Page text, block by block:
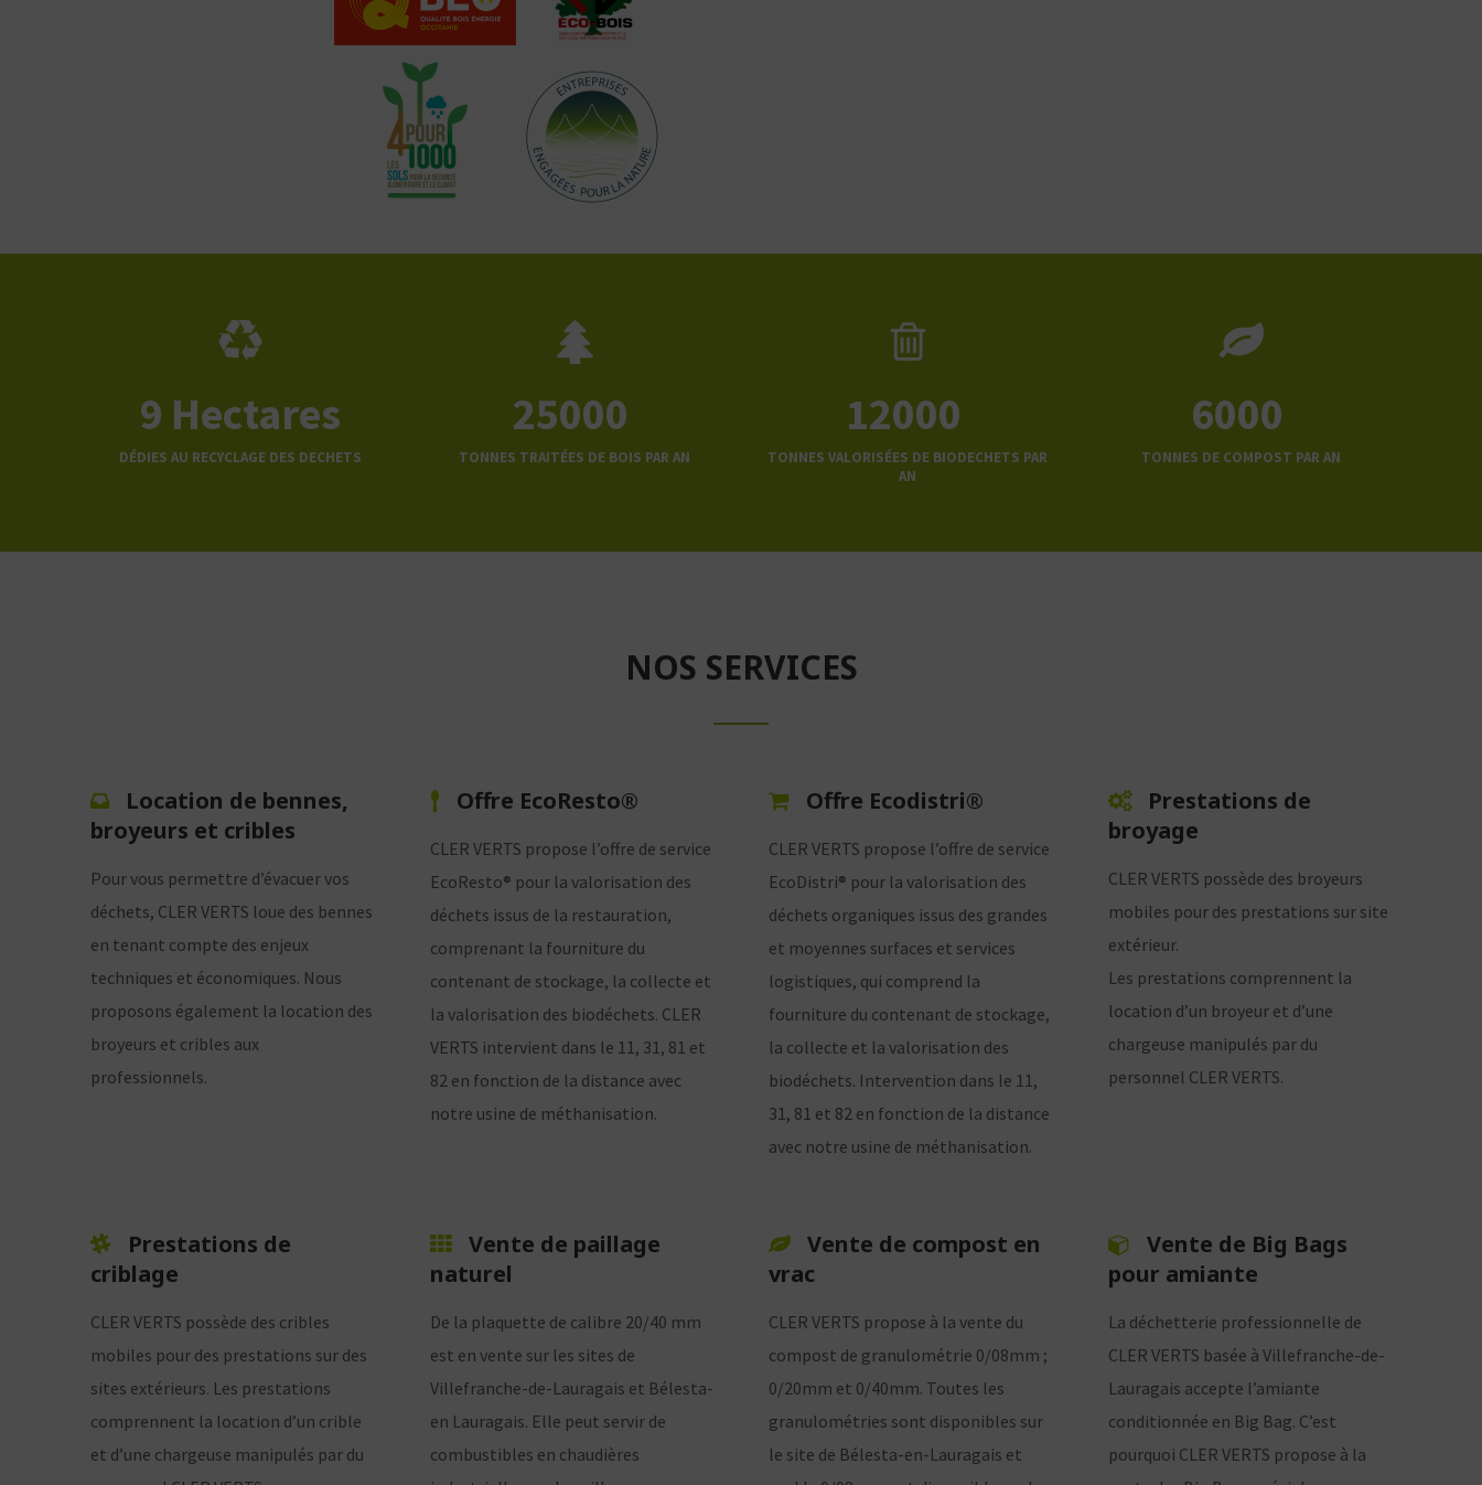
9 Hectares
DÉDIES AU RECYCLAGE DES DECHETS
25000
TONNES TRAITÉES DE BOIS PAR AN
12000
TONNES VALORISÉES DE BIODECHETS PAR
AN
6000
TONNES DE COMPOST PAR AN
NOS SERVICES
Location de bennes,
broyeurs et cribles
Pour vous permettre d’évacuer vos
déchets, CLER VERTS loue des bennes
en tenant compte des enjeux
techniques et économiques. Nous
proposons également la location des
broyeurs et cribles aux
professionnels.
Offre EcoResto®
CLER VERTS propose l’offre de service
EcoResto® pour la valorisation des
déchets issus de la restauration,
comprenant la fourniture du
contenant de stockage, la collecte et
la valorisation des biodéchets. CLER
VERTS intervient dans le 11, 31, 81 et
82 en fonction de la distance avec
notre usine de méthanisation.
Offre Ecodistri®
CLER VERTS propose l’offre de service
EcoDistri® pour la valorisation des
déchets organiques issus des grandes
et moyennes surfaces et services
logistiques, qui comprend la
fourniture du contenant de stockage,
la collecte et la valorisation des
biodéchets. Intervention dans le 11,
31, 81 et 82 en fonction de la distance
avec notre usine de méthanisation.
Prestations de
broyage
CLER VERTS possède des broyeurs
mobiles pour des prestations sur site
extérieur.
Les prestations comprennent la
location d’un broyeur et d’une
chargeuse manipulés par du
personnel CLER VERTS.
Prestations de
criblage
CLER VERTS possède des cribles
mobiles pour des prestations sur des
sites extérieurs. Les prestations
comprennent la location d’un crible
et d’une chargeuse manipulés par du
Vente de paillage
naturel
De la plaquette de calibre 20/40 mm
est en vente sur les sites de
Villefranche-de-Lauragais et Bélesta-
en Lauragais. Elle peut servir de
combustibles en chaudières
Vente de compost en
vrac
CLER VERTS propose à la vente du
compost de granulométrie 0/08mm ;
0/20mm et 0/40mm. Toutes les
granulométries sont disponibles sur
le site de Bélesta-en-Lauragais et
Vente de Big Bags
pour amiante
La déchetterie professionnelle de
CLER VERTS basée à Villefranche-de-
Lauragais accepte l’amiante
conditionnée en Big Bag. C’est
pourquoi CLER VERTS propose à la